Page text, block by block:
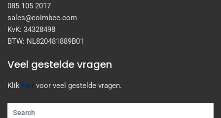
085 105 2017
sales@coimbee.com
KvK: 34328498
BTW: NL820481889B01
Veel gestelde vragen
Klik hier voor veel gestelde vragen.